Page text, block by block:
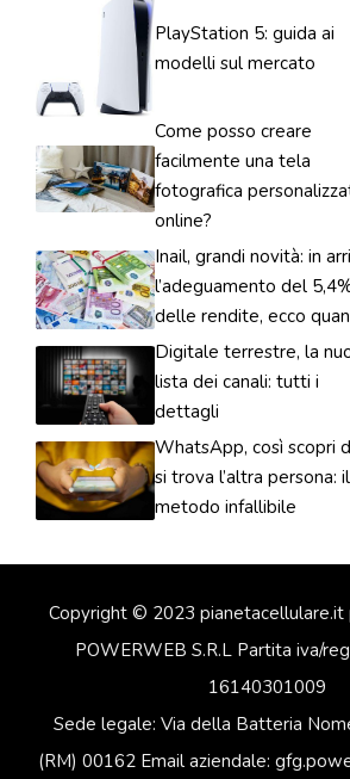
PlayStation 5: guida ai
modelli sul mercato
Come posso creare
facilmente una tela
fotografica
online?
Inail, grandi novità: in
l’adeguamento del
delle rendite, ecco
Digitale terrestre, la
lista dei canali: tutti i
dettagli
WhatsApp, così scopri
si trova l’altra persona: il
metodo infallibile
Copyright © 2023 pianetacellulare.it
POWERWEB S.R.L Partita iva/
16140301009
Sede legale: Via della Batteria
(RM) 00162 Email aziendale: